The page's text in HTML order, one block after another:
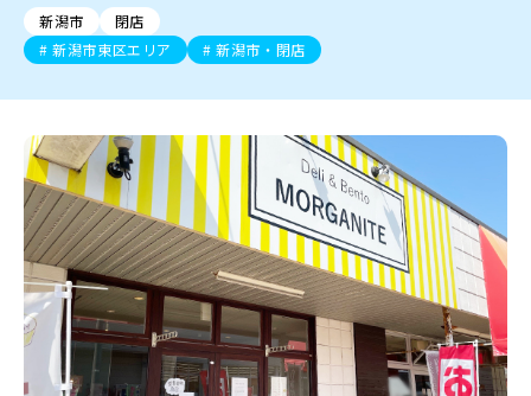
佐渡
新潟市中央区 新潟市東区 新潟市西区
新潟市北区
新潟市南区
新潟市江南区 新潟市秋葉区
新潟市西蒲区
村上・関川
新発田・聖籠
胎内・粟島
三条・加茂・田上
五泉・阿賀野・阿賀
燕・弥彦
長岡・見附
小千谷・十日町・津南
魚沼・南魚沼・湯沢
柏崎・刈羽・出雲崎
上越・妙高・糸魚川
長岡市・閉店
ラーメン・開店
ラーメン・閉店
スイーツ
ご当地グルメ 食べ歩き テイクアウト
季節・期間限定
カフェ
居酒屋・バー 焼肉
パスタ
パン・ベーカリー
タレカツ・豚カツ
デカ盛り・大盛り
旨辛・激辛
定食・町定食 海鮮・鮨
そば・うどん
日本酒・新潟清酒
ワイン・クラフトビール
ケーキ・パフェ
ビアガーデン・暑気払い
忘新年会・歓送迎会
スポーツ
セミナー・講演会 子ども向け 花火大会
入場無料
住宅展示場
完成見学会 学生スポーツ アルビレックス
習い事・塾 アパレル・雑貨
フィットネス・ジム
観光スポット
温泉・入浴 ホテル
リラクゼーション・整体
スキー場
リユース・買取
病院・クリニック
イオンモール
ラブラ万代・ラブラ2
ビルボードプレイスBP
新潟伊勢丹
ピア万代
リバーサイド千秋
パティオPATIO
開店まとめ
閉店まとめ
ラーメンまとめ
飲食店まとめ
冠婚葬祭
習い事・塾 通販・EC イベント
官公庁・自治体
新潟市 チラシ
長岡・見附 チラシ
上越・妙高・糸魚川 チラシ
注目 チラシ
週末セール
火曜セール
オープン・リニューアルセール
周年祭・感謝祭セール
年末・初売りセール
新潟市
閉店
新潟市東区エリア
新潟市・閉店